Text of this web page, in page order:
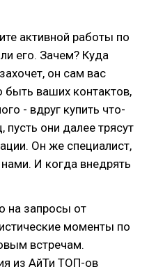
активной работы по
его. Зачем? Куда
он сам вас
ваших контактов,
- вдруг купить что-
пусть они далее трясут
Он же специалист,
нами. И когда внедрять
на запросы от
моменты по
встречам.
из АйТи ТОП-ов